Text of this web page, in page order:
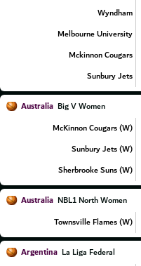
Wyndham
Melbourne University
Mckinnon Cougars
Sunbury Jets
Australia Big V Women
McKinnon Cougars (W)
Sunbury Jets (W)
Sherbrooke Suns (W)
Australia NBL1 North Women
Townsville Flames (W)
Argentina La Liga Federal